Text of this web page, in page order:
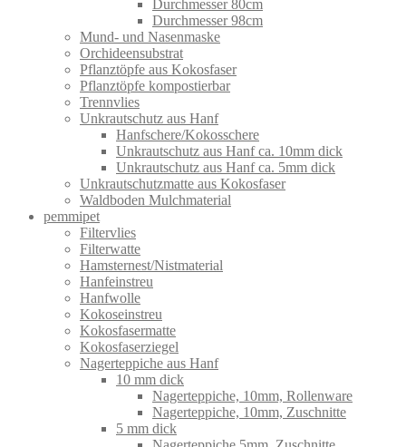
Durchmesser 80cm
Durchmesser 98cm
Mund- und Nasenmaske
Orchideensubstrat
Pflanztöpfe aus Kokosfaser
Pflanztöpfe kompostierbar
Trennvlies
Unkrautschutz aus Hanf
Hanfschere/Kokosschere
Unkrautschutz aus Hanf ca. 10mm dick
Unkrautschutz aus Hanf ca. 5mm dick
Unkrautschutzmatte aus Kokosfaser
Waldboden Mulchmaterial
pemmipet
Filtervlies
Filterwatte
Hamsternest/Nistmaterial
Hanfeinstreu
Hanfwolle
Kokoseinstreu
Kokosfasermatte
Kokosfaserziegel
Nagerteppiche aus Hanf
10 mm dick
Nagerteppiche, 10mm, Rollenware
Nagerteppiche, 10mm, Zuschnitte
5 mm dick